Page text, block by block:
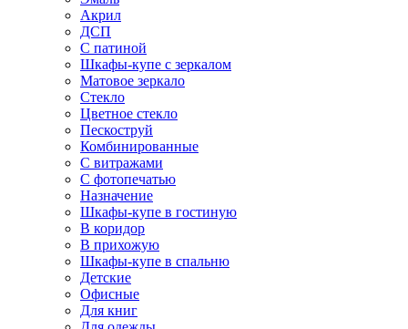
Акрил
ДСП
С патиной
Шкафы-купе с зеркалом
Матовое зеркало
Стекло
Цветное стекло
Пескоструй
Комбинированные
С витражами
С фотопечатью
Назначение
Шкафы-купе в гостиную
В коридор
В прихожую
Шкафы-купе в спальню
Детские
Офисные
Для книг